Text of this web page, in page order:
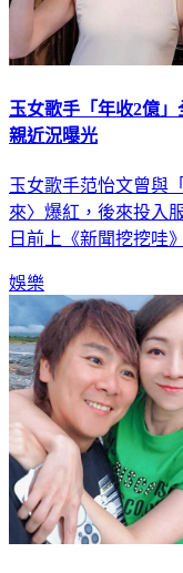
玉女歌手「年收2億
親近況曝光
玉女歌手范怡文曾與
來〉爆紅，後來投入
日前上《新聞挖挖哇
娛樂